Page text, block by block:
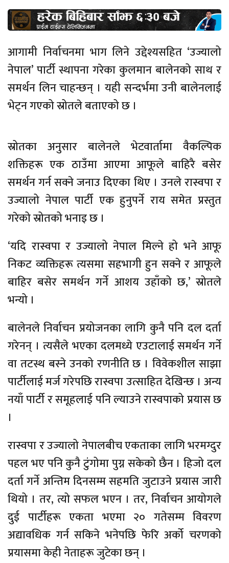
आगामी निर्वाचनमा भाग लिने उद्देश्यसहित ‘उज्यालो
नेपाल’ पार्टी स्थापना गरेका कुलमान बालेनको साथ र
समर्थन लिन चाहन्छन् । यही सन्दर्भमा उनी बालेनलाई
भेट्न गएको स्रोतले बताएको छ ।
स्रोतका अनुसार बालेनले भेटवार्तामा वैकल्पिक
शक्तिहरू एक ठाउँमा आएमा आफूले बाहिरै बसेर
समर्थन गर्न सक्ने जनाउ दिएका थिए । उनले रास्वपा र
उज्यालो नेपाल पार्टी एक हुनुपर्ने राय समेत प्रस्तुत
गरेको स्रोतको भनाइ छ ।
‘यदि रास्वपा र उज्यालो नेपाल मिल्ने हो भने आफू
निकट व्यक्तिहरू त्यसमा सहभागी हुन सक्ने र आफूले
बाहिर बसेर समर्थन गर्ने आशय उहाँको छ,’ स्रोतले
भन्यो ।
बालेनले निर्वाचन प्रयोजनका लागि कुनै पनि दल दर्ता
गरेनन् । त्यसैले भएका दलमध्ये एउटालाई समर्थन गर्ने
वा तटस्थ बस्ने उनको रणनीति छ । विवेकशील साझा
पार्टीलाई मर्ज गरेपछि रास्वपा उत्साहित देखिन्छ । अन्य
नयाँ पार्टी र समूहलाई पनि ल्याउने रास्वपाको प्रयास छ
।
रास्वपा र उज्यालो नेपालबीच एकताका लागि भरमग्दुर
पहल भए पनि कुनै टुंगोमा पुग्न सकेको छैन । हिजो दल
दर्ता गर्ने अन्तिम दिनसम्म सहमति जुटाउने प्रयास जारी
थियो । तर, त्यो सफल भएन । तर, निर्वाचन आयोगले
दुई पार्टीहरू एकता भएमा २० गतेसम्म विवरण
अद्यावधिक गर्न सकिने भनेपछि फेरि अर्को चरणको
प्रयासमा केही नेताहरू जुटेका छन् ।